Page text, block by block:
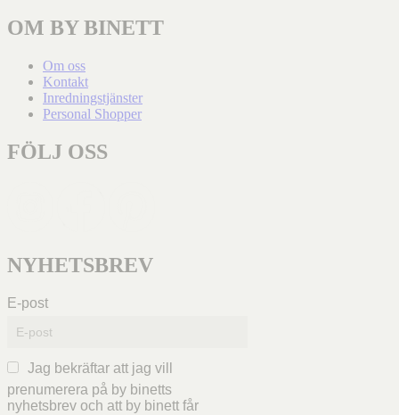
OM BY BINETT
Om oss
Kontakt
Inredningstjänster
Personal Shopper
FÖLJ OSS
NYHETSBREV
E-post
Jag bekräftar att jag vill
prenumerera på by binetts
nyhetsbrev och att by binett får